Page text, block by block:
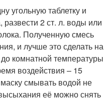
угольную таблетку и
2 ст. л. воды или
Полученную смесь
и лучше это сделать на
комнатной температуры
воздействия – 15
смывать водой не
её можно снять